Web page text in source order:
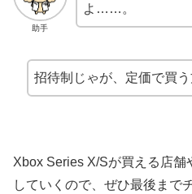
助手
よ……。
招待制じゃが、定価で買う
Xbox Series X/Sが買える店舗
していくので、ぜひ最後まで